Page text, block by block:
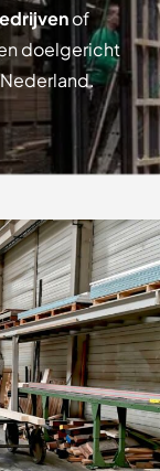
of
doelgericht